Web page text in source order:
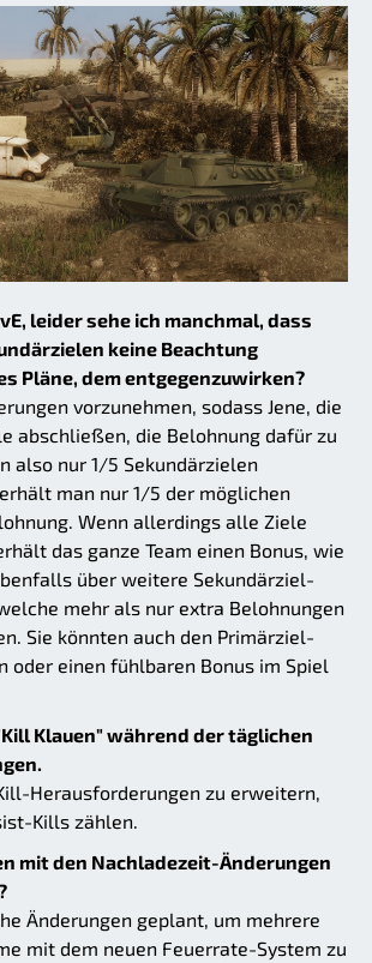
leider sehe ich manchmal, dass
keine Beachtung
Pläne, dem entgegenzuwirken?
vorzunehmen, sodass Jene, die
abschließen, die Belohnung dafür zu
also nur 1/5 Sekundärzielen
man nur 1/5 der möglichen
Wenn allerdings alle Ziele
das ganze Team einen Bonus, wie
über weitere Sekundärziel-
mehr als nur extra Belohnungen
Sie könnten auch den Primärziel-
oder einen fühlbaren Bonus im Spiel
Klauen" während der täglichen
Herausforderungen zu erweitern,
Kills zählen.
mit den Nachladezeit-Änderungen
Änderungen geplant, um mehrere
mit dem neuen Feuerrate-System zu